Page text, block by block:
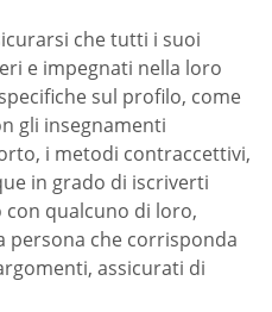
che tutti i suoi
e impegnati nella loro
sul profilo, come
gli insegnamenti
i metodi contraccettivi,
in grado di iscriverti
con qualcuno di loro,
persona che corrisponda
assicurati di